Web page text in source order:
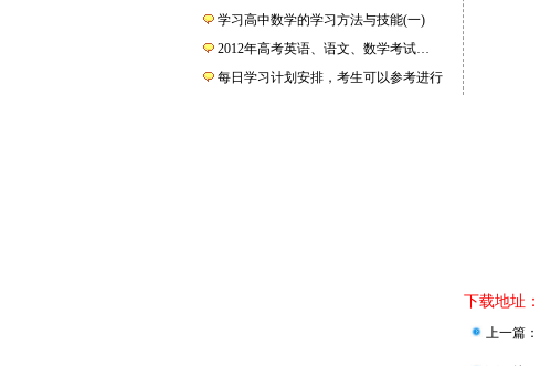
学习高中数学的学习方法与技能(一)
2012年高考英语、语文、数学考试…
每日学习计划安排，考生可以参考进行
下载地址：
上一篇：